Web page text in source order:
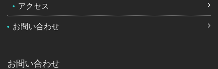
アクセス
お問い合わせ
お問い合わせ